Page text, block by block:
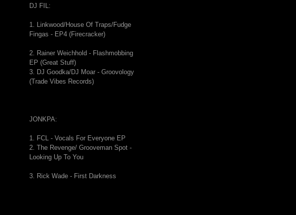
DJ FIL:
1. Linkwood/House Of Traps/Fudge
Fingas - EP4 (Firecracker)
2. Rainer Weichhold - Flashmobbing
EP (Great Stuff)
3. DJ Goodka/DJ Moar - Groovology
(Trade Vibes Records)
JONKPA:
1. FCL - Vocals For Everyone EP
2. The Revenge/ Grooveman Spot -
Looking Up To You
3. Rick Wade - First Darkness